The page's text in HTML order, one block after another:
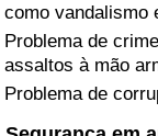
como vandalismo
Problema de
assaltos à mão
Problema de
Índice de
Indicador de
Trânsito